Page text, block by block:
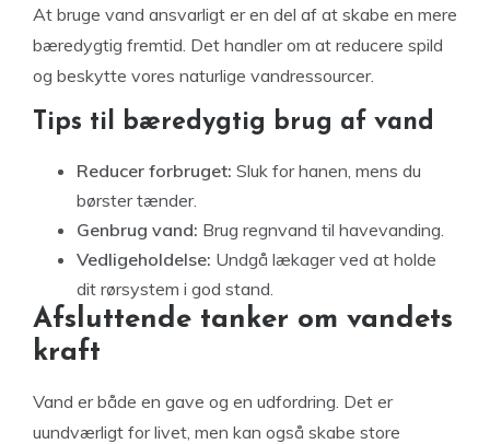
At bruge vand ansvarligt er en del af at skabe en mere
bæredygtig fremtid. Det handler om at reducere spild
og beskytte vores naturlige vandressourcer.
Tips til bæredygtig brug af vand
Reducer forbruget: Sluk for hanen, mens du
børster tænder.
Genbrug vand: Brug regnvand til havevanding.
Vedligeholdelse: Undgå lækager ved at holde
dit rørsystem i god stand.
Afsluttende tanker om vandets
kraft
Vand er både en gave og en udfordring. Det er
uundværligt for livet, men kan også skabe store